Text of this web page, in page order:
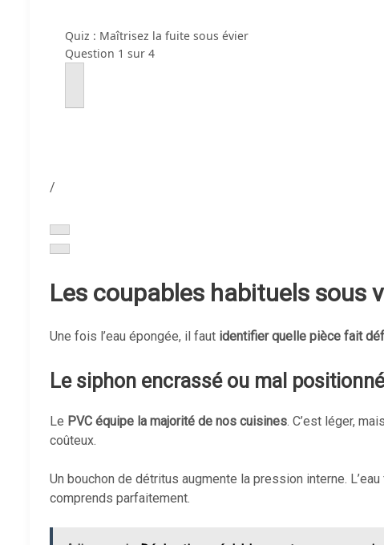
Quiz : Maîtrisez la fuite sous évier
Question 1 sur 4
/
Les coupables habituels sous
Une fois l’eau épongée, il faut identifier quelle pièce fait
Le siphon encrassé ou mal positionné
Le PVC équipe la majorité de nos cuisines. C’est léger,
coûteux.
Un bouchon de détritus augmente la pression interne.
comprends parfaitement.